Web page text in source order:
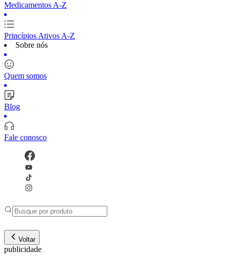
Medicamentos A-Z
Princípios Ativos A-Z
Sobre nós
Quem somos
Blog
Fale conosco
Voltar
publicidade